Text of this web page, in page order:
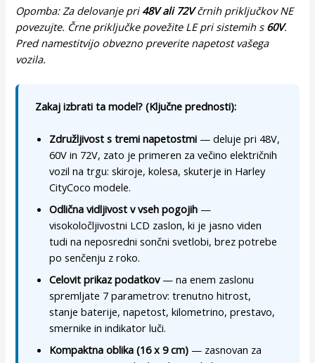
Opomba: Za delovanje pri 48V ali 72Včrnih priključkov NE
povezujte. Črne priključke povežite LE pri sistemih s 60V.
Pred namestitvijo obvezno preverite napetost vašega
vozila.
Zakaj izbrati ta model? (Ključne prednosti):
Združljivost s tremi napetostmi — deluje pri 48V,
60V in 72V, zato je primeren za večino električnih
vozil na trgu: skiroje, kolesa, skuterje in Harley
CityCoco modele.
Odlična vidljivost v vseh pogojih —
visokoločljivostni LCD zaslon, ki je jasno viden
tudi na neposredni sončni svetlobi, brez potrebe
po senčenju z roko.
Celovit prikaz podatkov— na enem zaslonu
spremljate 7 parametrov: trenutno hitrost,
stanje baterije, napetost, kilometrino, prestavo,
smernike in indikator luči.
Kompaktna oblika (16 x 9 cm) — zasnovan za